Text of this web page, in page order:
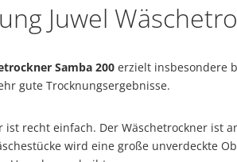
Juwel
Samba 200 erzielt insbesondere
gute Trocknungsergebnisse.
ist recht einfach. Der Wäschetrockner ist
wird eine große unverdeckte